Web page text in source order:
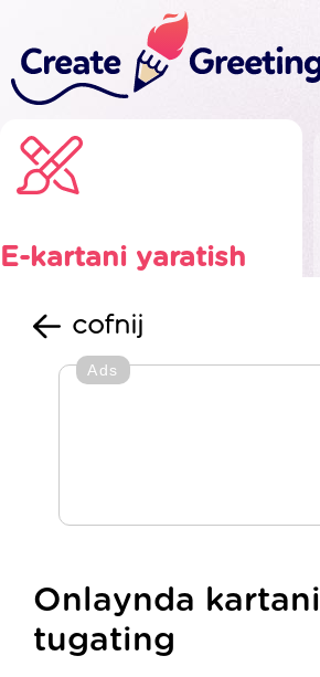
E-kartani yaratish
cofnij
Ads
Onlaynda kartani
tugating